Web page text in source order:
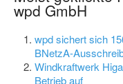
wpd GmbH
wpd sichert sich
BNetzA-
Windkraftwerk
Betrieb auf